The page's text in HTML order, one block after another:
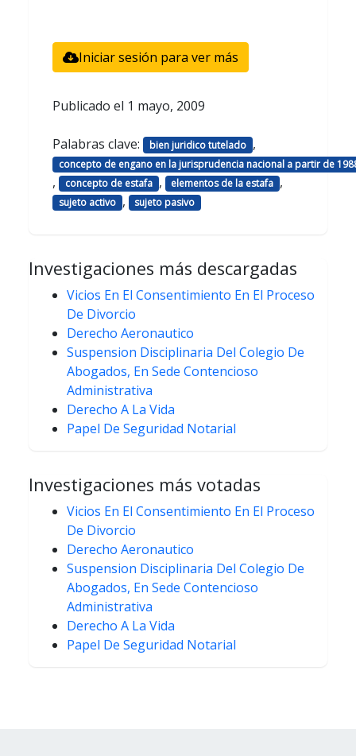
Iniciar sesión para ver más
Publicado el 1 mayo, 2009
Palabras clave: bien juridico tutelado ,
concepto de engano en la jurisprudencia nacional a partir de
, concepto de estafa , elementos de la estafa ,
sujeto activo , sujeto pasivo
Investigaciones más descargadas
Vicios En El Consentimiento En El Proceso
De Divorcio
Derecho Aeronautico
Suspension Disciplinaria Del Colegio De
Abogados, En Sede Contencioso
Administrativa
Derecho A La Vida
Papel De Seguridad Notarial
Investigaciones más votadas
Vicios En El Consentimiento En El Proceso
De Divorcio
Derecho Aeronautico
Suspension Disciplinaria Del Colegio De
Abogados, En Sede Contencioso
Administrativa
Derecho A La Vida
Papel De Seguridad Notarial